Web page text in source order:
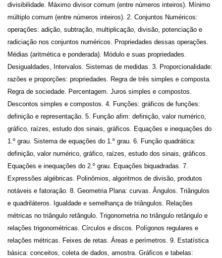
divisibilidade. Máximo divisor comum (entre números inteiros). Mínimo
múltiplo comum (entre números inteiros). 2. Conjuntos Numéricos:
operações: adição, subtração, multiplicação, divisão, potenciação e
radiciação nos conjuntos numéricos. Propriedades dessas operações.
Médias (aritmética e ponderada). Módulo e suas propriedades.
Desigualdades, Intervalos. Sistemas de medidas. 3. Proporcionalidade:
razões e proporções: propriedades. Regra de três simples e composta.
Regra de sociedade. Percentagem. Juros simples e compostos.
Descontos simples e compostos. 4. Funções: gráficos de funções:
definição e representação. 5. Função afim: definição, valor numérico,
gráfico, raízes, estudo dos sinais, gráficos. Equações e inequações do
1.º grau. Sistema de equações do 1.º grau. 6. Função quadrática:
definição, valor numérico, gráfico, raízes, estudo dos sinais, gráficos.
Equações e inequações do 2.º grau. Equações biquadradas. 7.
Expressões algébricas. Polinômios, algoritmos de divisão, produtos
notáveis e fatoração. 8. Geometria Plana: curvas. Ângulos. Triângulos
e quadriláteros. Igualdade e semelhança de triângulos. Relações
métricas no triângulo retângulo. Trigonometria no triângulo retângulo e
relações trigonométricas. Círculos e discos. Polígonos regulares e
relações métricas. Feixes de retas. Áreas e perímetros. 9. Estatística
básica: conceitos, coleta de dados, amostra. Gráficos e tabelas: